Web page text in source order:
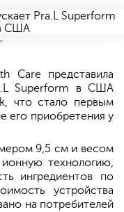
Care представила
Superform в США
что стало первым
его приобретения у
9,5 см и весом
ионную технологию,
ингредиентов по
устройства
на потребителей